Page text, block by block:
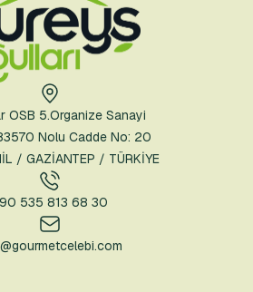
OSB 5.Organize Sanayi
Nolu Cadde No: 20
/ GAZİANTEP / TÜRKİYE
535 813 68 30